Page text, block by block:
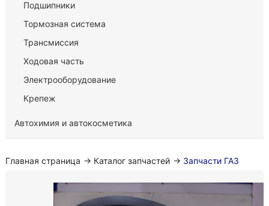
Подшипники
Тормозная система
Трансмиссия
Ходовая часть
Электрооборудование
Крепеж
Автохимия и автокосметика
Главная страница → Каталог запчастей → Запчасти ГАЗ